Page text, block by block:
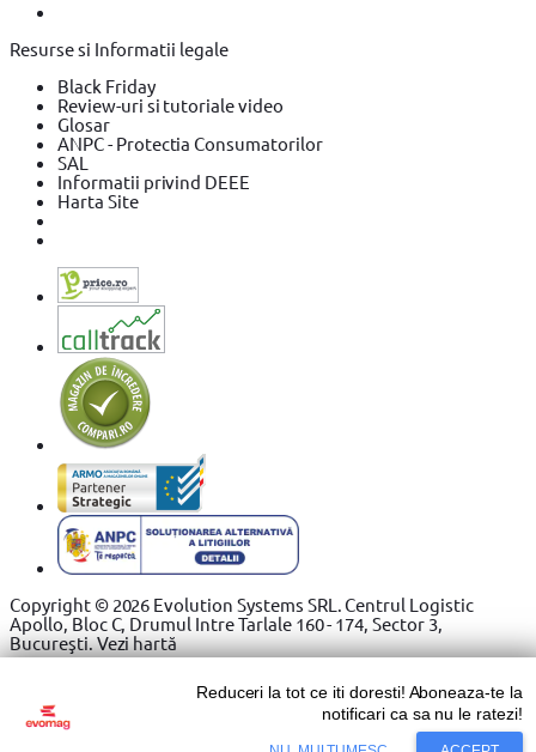
Resurse si Informatii legale
Black Friday
Review-uri si tutoriale video
Glosar
ANPC - Protectia Consumatorilor
SAL
Informatii privind DEEE
Harta Site
Copyright © 2026 Evolution Systems SRL. Centrul Logistic
Apollo, Bloc C, Drumul Intre Tarlale 160 - 174, Sector 3,
Bucureşti.Vezi hartă
Reduceri la tot ce iti doresti! Aboneaza-te la
notificari ca sa nu le ratezi!